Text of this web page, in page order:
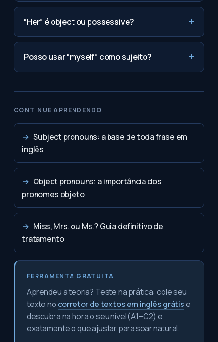
“Her” é object ou possessive?
Posso usar “myself” como sujeito?
CONTINUE APRENDENDO
→ Subject pronouns: a base de toda frase em
inglês
→ Object pronouns: a importância dos
pronomes objeto
→ Miss, Mrs. ou Ms.? Guia definitivo de
tratamento
FERRAMENTA GRATUITA
Aprendeu a teoria? Teste na prática: cole seu
texto no corretor de textos em inglês grátise
descubra na hora o seu nível (A1–C2) e
exatamente o que ajustar para soar natural.